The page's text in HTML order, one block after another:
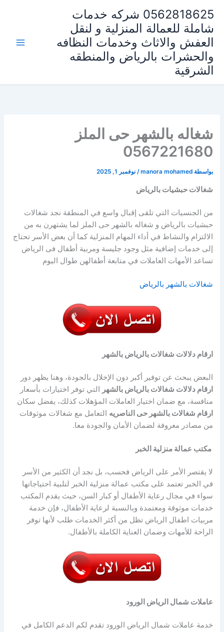
المحتوى
0562818625 شركه خدمات
شاملة للعمالة المنزلية و لنقل
العفش والاثاث وخدمات النظافه
والحشرات بالرياض والمنطقه
الشرقية
شغاله بالشهر حى الملز
0567221680
بواسطة manora mohamed
/نوفمبر 1, 2025
شغالات حبشيات بالرياض
من الجنسيات التي تلقى إقبال واسع في المنطقة نجد شغالات
حبشيات بالرياض و شغاله بالشهر حى الملز لما يشتهرن به من
الالتزام والنشاط في أداء المهام المنزلية كما أن بعض الأسر تحتاج
إلى خدمات إضافية مثل وجود جليسة ومربية أطفال فى الرياض
تساعد الأمهات العاملات في متابعة أطفالهن طوال اليوم
شغالات بالشهر بالرياض
ارقام دلالات شغالات بالرياض بالشهر
البعض يبحث عن توفير أكبر دون الإخلال بالجودة، وهنا يظهر دور
ارقام دلالات شغالات بالرياض بالشهر التي توفر اختيارات بأسعار
منافسة، مع ضمان اختيار العاملات المؤهلات كذلك، يفضل سكان
ارقام شغالات بالشهر حى الناصريه التعامل مع شغالات موثوقات
من مصادر معروفة لضمان الأمان والجودة معا.
مكتب عمالة منزلية الخبر
لا يقتصر الأمر على الرياض فحسب، بل نجد أن الكثير من الأسر
في الخبر تعتمد على مكتب عمالة منزلية الخبر لتلبية احتياجاتها
سواء في مجال رعاية الأطفال أو كبار السن، حيث يقدم المكتب
خدمات موثوقة ومعتمدة وبالنسبة لرعاية الأطفال، فإن خدمة
مربيات اطفال الرياض تظل من أكثر الخدمات طلب لأنها توفر
الراحة للأمهات وضمان العناية الكاملة بالأطفال.
عاملات شمال الرياض الورود
خدمة عاملات شمال الرياض الورود تقدم لكم الدعم الكامل في